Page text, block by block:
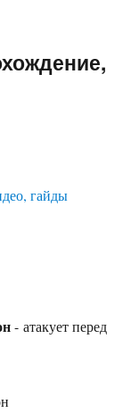
- атакует перед